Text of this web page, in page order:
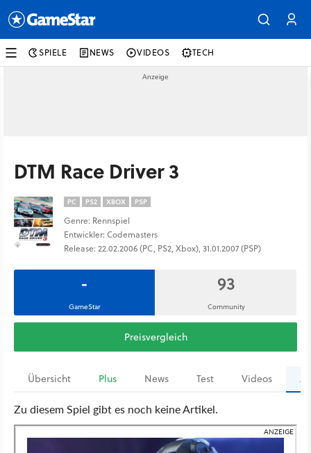
SPIELE NEWS VIDEOS TECH
DTM Race Driver 3
PC PS2 XBOX PSP
Genre: Rennspiel
Entwickler: Codemasters
Release: 22.02.2006 (PC, PS2, Xbox), 31.01.2007 (PSP)
-
GameStar
93
Community
Preisvergleich
Übersicht Plus News Test Videos
Zu diesem Spiel gibt es noch keine Artikel.